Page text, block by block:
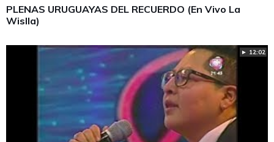
PLENAS URUGUAYAS DEL RECUERDO (En Vivo La
Wislla)
► 12:02